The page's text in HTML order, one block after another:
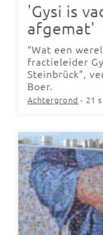
'Gysi is
afgemat'
“Wat een
fractieleider
Steinbrück”,
Boer.
Achtergrond - 21